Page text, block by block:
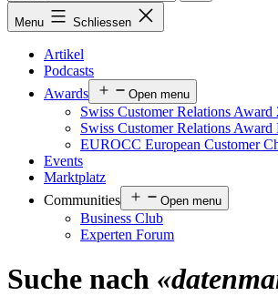
Menu Schliessen
Artikel
Podcasts
Awards
Open menu
Swiss Customer Relations Award
Swiss Customer Relations Award
EUROCC European Customer
Events
Marktplatz
Communities
Open menu
Business Club
Experten Forum
Suche nach